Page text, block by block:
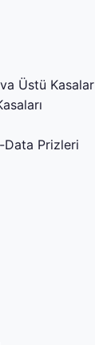
Üstü Kasalar
Data Prizleri